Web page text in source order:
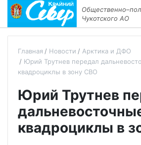
Чукотского АО
Главная Новости
Арктика и ДФО
Юрий Трутнев передал
квадроциклы в зону СВО
Юрий Трутнев
квадроциклы в